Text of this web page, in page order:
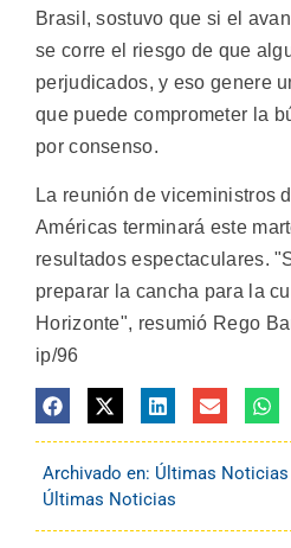
Brasil, sostuvo que si el
se corre el riesgo de que
perjudicados, y eso genere
que puede comprometer la
por consenso.
La reunión de viceministros
Américas terminará este
resultados espectaculares.
preparar la cancha para la
Horizonte", resumió Rego
ip/96
Archivado en: Últimas Noticias
Últimas Noticias